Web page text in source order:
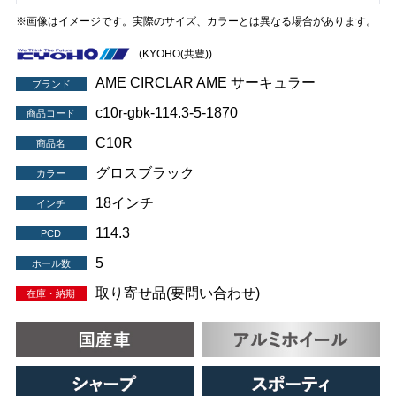
※画像はイメージです。実際のサイズ、カラーとは異なる場合があります。
(KYOHO(共豊))
ブランド AME CIRCLAR AME サーキュラー
商品コード c10r-gbk-114.3-5-1870
商品名 C10R
カラー グロスブラック
インチ 18インチ
PCD 114.3
ホール数 5
在庫・納期 取り寄せ品(要問い合わせ)